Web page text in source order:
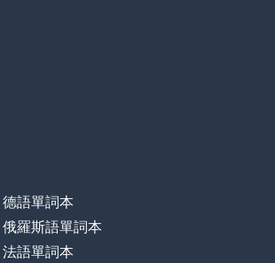
德語單詞本
俄羅斯語單詞本
法語單詞本